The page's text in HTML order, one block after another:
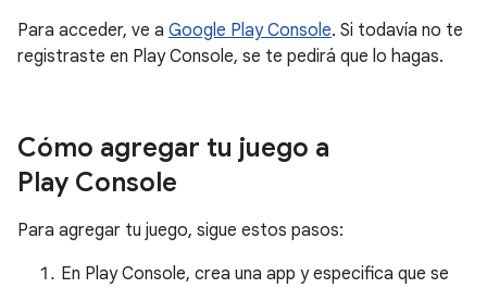
Para acceder, ve a Google Play Console. Si todavía no te
registraste en Play Console, se te pedirá que lo hagas.
Cómo agregar tu juego a
Play Console
Para agregar tu juego, sigue estos pasos:
En Play Console, crea una app y especifica que se